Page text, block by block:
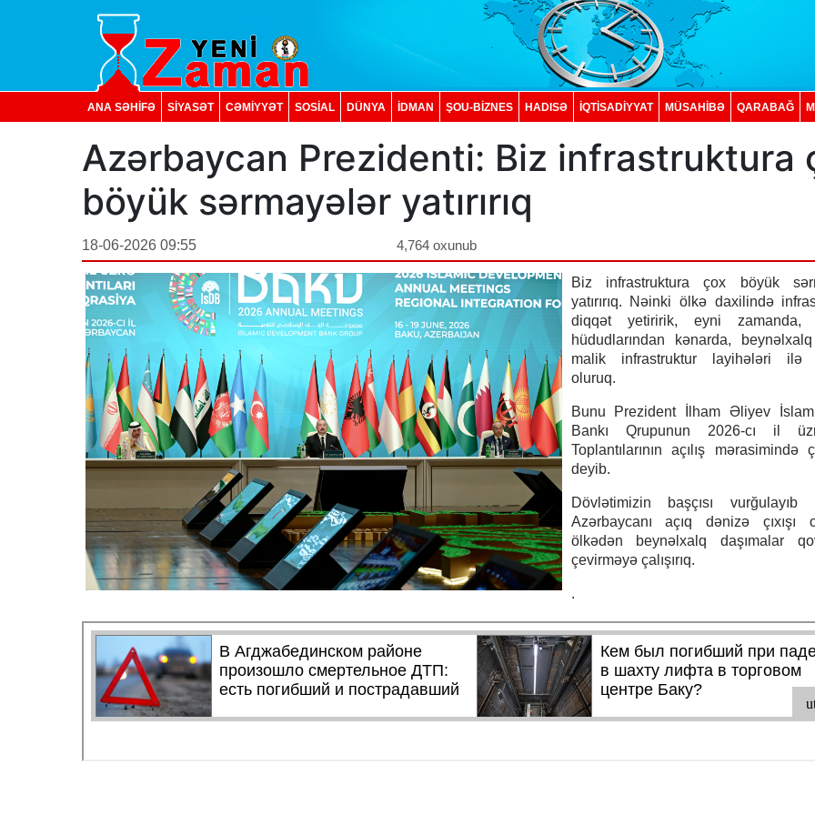
ANA SƏHİFƏ SİYASƏT CƏMİYYƏT SOSIAL DÜNYA İDMAN ŞOU-BİZNES HADISƏ İQTISADIYYAT MÜSAHİBƏ QARABAĞ
Azərbaycan Prezidenti: Biz infrastruktura
böyük sərmayələr yatırırıq
18-06-2026 09:55 4,764 oxunub
Biz infrastruktura çox böyük
yatırırıq. Nəinki ölkə daxilində
diqqət yetiririk, eyni zamanda,
hüdudlarından kənarda,
malik infrastruktur layihələri ilə
oluruq.
Bunu Prezident İlham Əliyev
Bankı Qrupunun 2026-cı il
Toplantılarının açılış mərasimində
deyib.
Dövlətimizin başçısı
Azərbaycanı açıq dənizə çıxışı
ölkədən beynəlxalq daşımalar
çevirməyə çalışırıq.
.